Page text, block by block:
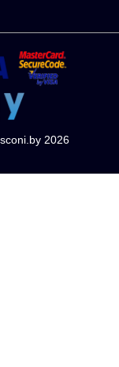
2026